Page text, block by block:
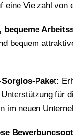
eine Vielzahl von
bequeme
bequem
Paket:
für
im neuen